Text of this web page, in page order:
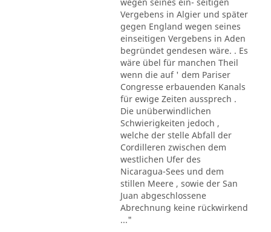
Vergebens in Algier und später
gegen England wegen seines
einseitigen Vergebens in Aden
begründet gendesen wäre. . Es
wäre übel für manchen Theil
wenn die auf ' dem Pariser
Congresse erbauenden Kanals
für ewige Zeiten aussprech .
Die unüberwindlichen
Schwierigkeiten jedoch ,
welche der stelle Abfall der
Cordilleren zwischen dem
westlichen Ufer des
Nicaragua-Sees und dem
stillen Meere , sowie der San
Juan abgeschlossene
Abrechnung keine rückwirkend
..."